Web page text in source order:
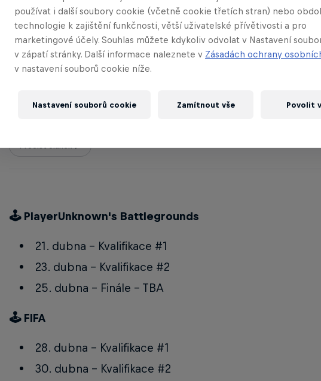
Mohlo by tě zajímat
soutěži Red Bull Ultimátní Hráč?
🕹 PlayerUnknown's Battlegrounds
21. dubna - Kvalifikace #1
23. dubna - Kvalifikace #2
25. dubna - Finále - TBA
🕹 FIFA
28. dubna - Kvalifikace #1
30. dubna - Kvalifikace #2
používat i další soubory cookie (včetně cookie třetích stran) nebo
technologie k zajištění funkčnosti, větší uživatelské přívětivosti a pro
marketingové účely. Souhlas můžete kdykoliv odvolat v Nastavení
v zápatí stránky. Další informace naleznete v Zásadách ochrany
v nastavení souborů cookie níže.
Nastavení souborů cookie Zamítnout vše Povolit